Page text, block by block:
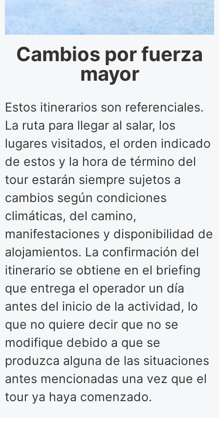
Cambios por fuerza
mayor
Estos itinerarios son referenciales.
La ruta para llegar al salar, los
lugares visitados, el orden indicado
de estos y la hora de término del
tour estarán siempre sujetos a
cambios según condiciones
climáticas, del camino,
manifestaciones y disponibilidad de
alojamientos. La confirmación del
itinerario se obtiene en el briefing
que entrega el operador un día
antes del inicio de la actividad, lo
que no quiere decir que no se
modifique debido a que se
produzca alguna de las situaciones
antes mencionadas una vez que el
tour ya haya comenzado.